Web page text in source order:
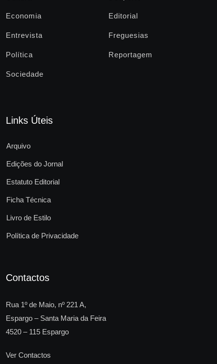
Economia Editorial
Entrevista Freguesias
Política Reportagem
Sociedade
Links Úteis
Arquivo
Edições do Jornal
Estatuto Editorial
Ficha Técnica
Livro de Estilo
Política de Privacidade
Contactos
Rua 1º de Maio, nº 221 A,
Espargo – Santa Maria da Feira
4520 – 115 Espargo
Ver Contactos